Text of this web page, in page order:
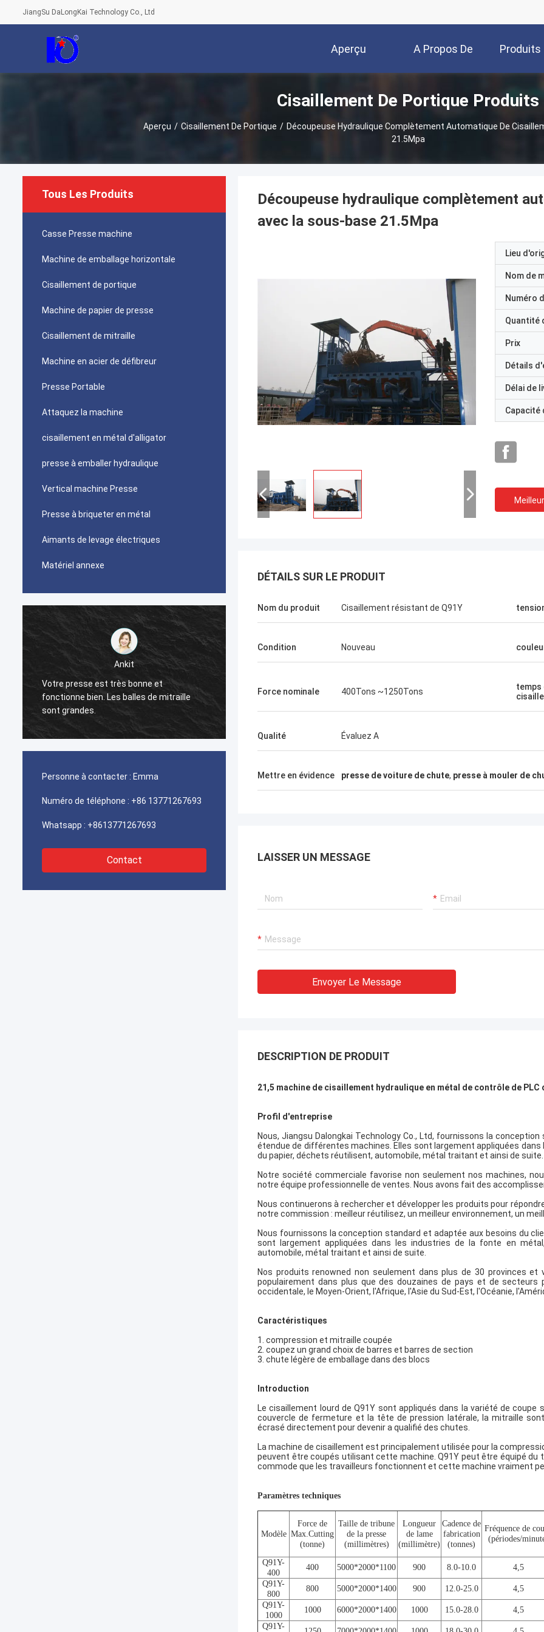
JiangSu DaLongKai Technology Co., Ltd
Aperçu A Propos De
Nous
Produits
Cisaillement De Portique Produits
Aperçu / Cisaillement De Portique / Découpeuse Hydraulique Complètement Automatique De
21.5Mpa
Tous Les Produits
Casse Presse machine
Machine de emballage horizontale
Cisaillement de portique
Machine de papier de presse
Cisaillement de mitraille
Machine en acier de défibreur
Presse Portable
Attaquez la machine
cisaillement en métal d'alligator
presse à emballer hydraulique
Vertical machine Presse
Presse à briqueter en métal
Aimants de levage électriques
Matériel annexe
Ankit
Votre presse est très bonne et
fonctionne bien. Les balles de mitraille
sont grandes.
La machine de presse fonctionne très
Personne à contacter : Emma
Numéro de téléphone : +86 13771267693
Whatsapp : +8613771267693
Contact
Découpeuse hydraulique complètement
avec la sous-base 21.5Mpa
Lieu
Nom de
Numéro
Quantité
Prix
Détails
Délai de
Capacité
DÉTAILS SUR LE PRODUIT
Nom du produit Cisaillement résistant de Q91Y
Condition Nouveau
Force nominale 400Tons ~1250Tons
temps
Qualité Évaluez A
Mettre en évidence presse de voiture de chute, presse à mouler de
LAISSER UN MESSAGE
Envoyer Le Message
DESCRIPTION DE PRODUIT
21,5 machine de cisaillement hydraulique en métal de contrôle de PLC
Profil d'entreprise
Nous, Jiangsu Dalongkai Technology Co., Ltd, fournissons la
étendue de différentes machines. Elles sont largement appliquées
du papier, déchets réutilisent, automobile, métal traitant et ainsi de suite.
Notre société commerciale favorise non seulement nos machines,
notre équipe professionnelle de ventes. Nous avons fait des
Nous continuerons à rechercher et développer les produits pour
notre commission : meilleur réutilisez, un meilleur environnement, un
Nous fournissons la conception standard et adaptée aux besoins du
sont largement appliquées dans les industries de la fonte en
automobile, métal traitant et ainsi de suite.
Nos produits renowned non seulement dans plus de 30 provinces
populairement dans plus que des douzaines de pays et de secteurs
occidentale, le Moyen-Orient, l'Afrique, l'Asie du Sud-Est, l'Océanie,
Caractéristiques
1. compression et mitraille coupée
2. coupez un grand choix de barres et barres de section
3. chute légère de emballage dans des blocs
Introduction
Le cisaillement lourd de Q91Y sont appliqués dans la variété de
couvercle de fermeture et la tête de pression latérale, la mitraille
écrasé directement pour devenir a qualifié des chutes.
La machine de cisaillement est principalement utilisée pour la
peuvent être coupés utilisant cette machine. Q91Y peut être équipé du
commode que les travailleurs fonctionnent et cette machine vraiment
Paramètres techniques
Modèle
Force de
Max.Cutting
(tonne)
Taille de tribune
de la presse
(millimètres)
Longueur
de lame
(millimètre)
Cadence de
fabrication
(tonnes)
Fréquence de
(périodes/
Q91Y-
400
400 5000*2000*1100 900 8.0-10.0 4,5
Q91Y-
800
800 5000*2000*1400 900 12.0-25.0 4,5
Q91Y-
1000
1000 6000*2000*1400 1000 15.0-28.0 4,5
Q91Y-